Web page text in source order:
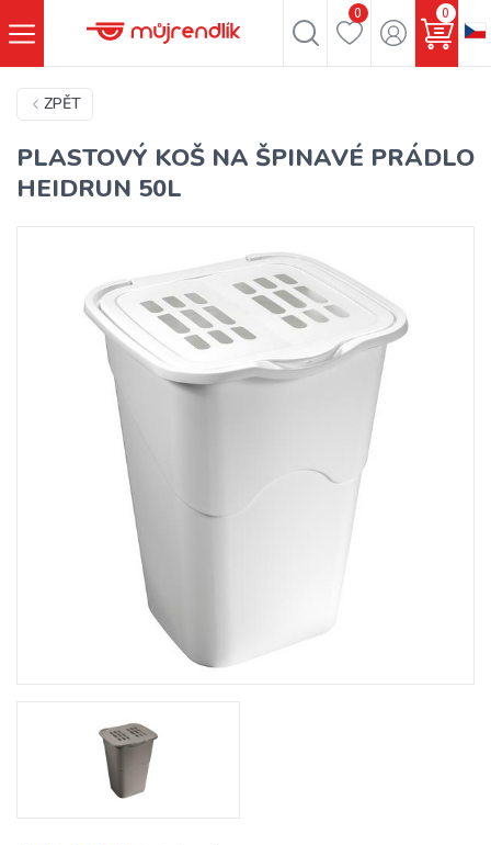
0 0
ZPĚT
PLASTOVÝ KOŠ NA ŠPINAVÉ PRÁDLO
HEIDRUN 50L